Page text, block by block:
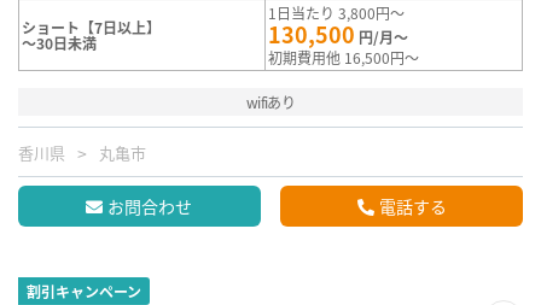
ショート【7日以上】
～30日未満
1日当たり 3,800円～
130,500 円/月～
初期費用他 16,500円～
wifiあり
香川県 丸亀市
お問合わせ 電話する
割引キャンペーン